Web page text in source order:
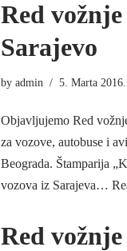
Red
Sarajevo
by admin 5. Marta 2016.
Objavljujemo Red
za vozove, autobuse i
Beograda. Štamparija
vozova iz Sarajeva…
Red